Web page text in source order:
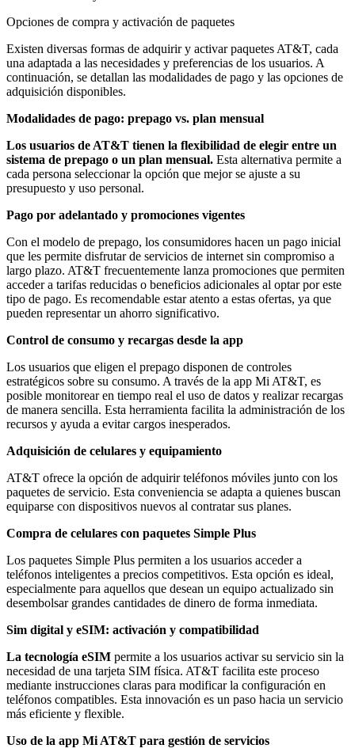
Opciones de compra y activación de paquetes
Existen diversas formas de adquirir y activar paquetes AT&T, cada
una adaptada a las necesidades y preferencias de los usuarios. A
continuación, se detallan las modalidades de pago y las opciones de
adquisición disponibles.
Modalidades de pago: prepago vs. plan mensual
Los usuarios de AT&T tienen la flexibilidad de elegir entre un
sistema de prepago o un plan mensual. Esta alternativa permite a
cada persona seleccionar la opción que mejor se ajuste a su
presupuesto y uso personal.
Pago por adelantado y promociones vigentes
Con el modelo de prepago, los consumidores hacen un pago inicial
que les permite disfrutar de servicios de internet sin compromiso a
largo plazo. AT&T frecuentemente lanza promociones que permiten
acceder a tarifas reducidas o beneficios adicionales al optar por este
tipo de pago. Es recomendable estar atento a estas ofertas, ya que
pueden representar un ahorro significativo.
Control de consumo y recargas desde la app
Los usuarios que eligen el prepago disponen de controles
estratégicos sobre su consumo. A través de la app Mi AT&T, es
posible monitorear en tiempo real el uso de datos y realizar recargas
de manera sencilla. Esta herramienta facilita la administración de los
recursos y ayuda a evitar cargos inesperados.
Adquisición de celulares y equipamiento
AT&T ofrece la opción de adquirir teléfonos móviles junto con los
paquetes de servicio. Esta conveniencia se adapta a quienes buscan
equiparse con dispositivos nuevos al contratar sus planes.
Compra de celulares con paquetes Simple Plus
Los paquetes Simple Plus permiten a los usuarios acceder a
teléfonos inteligentes a precios competitivos. Esta opción es ideal,
especialmente para aquellos que desean un equipo actualizado sin
desembolsar grandes cantidades de dinero de forma inmediata.
Sim digital y eSIM: activación y compatibilidad
La tecnología eSIM permite a los usuarios activar su servicio sin la
necesidad de una tarjeta SIM física. AT&T facilita este proceso
mediante instrucciones claras para modificar la configuración en
teléfonos compatibles. Esta innovación es un paso hacia un servicio
más eficiente y flexible.
Uso de la app Mi AT&T para gestión de servicios